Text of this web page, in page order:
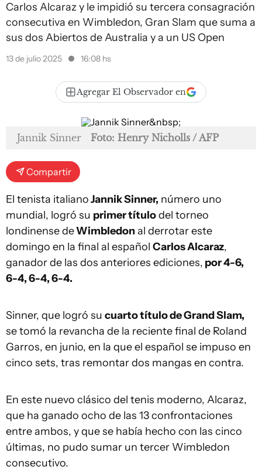
Carlos Alcaraz y le impidió su tercera consagración
consecutiva en Wimbledon, Gran Slam que suma a
sus dos Abiertos de Australia y a un US Open
13 de julio 2025 16:08 hs
Agregar El Observador en
Jannik Sinner Foto: Henry Nicholls / AFP
Compartir
El tenista italianoJannik Sinner, número uno
mundial, logró su primer títulodel torneo
londinense deWimbledonal derrotar este
domingo en la final al español Carlos Alcaraz,
ganador de las dos anteriores ediciones, por 4-6,
6-4, 6-4, 6-4.
Sinner, que logró su cuarto título de Grand Slam,
se tomó la revancha de la reciente final de Roland
Garros, en junio, en la que el español se impuso en
cinco sets, tras remontar dos mangas en contra.
En este nuevo clásico del tenis moderno, Alcaraz,
que ha ganado ocho de las 13 confrontaciones
entre ambos, y que se había hecho con las cinco
últimas, no pudo sumar un tercer Wimbledon
consecutivo.